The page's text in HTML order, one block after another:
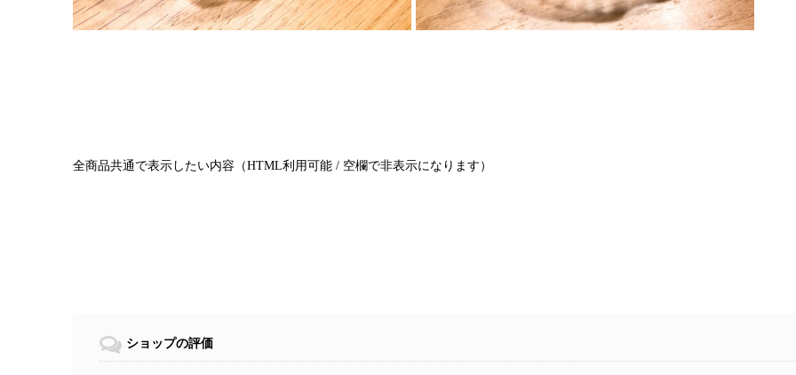
全商品共通で表示したい内容（HTML利用可能 / 空欄で非表示になります）
ショップの評価